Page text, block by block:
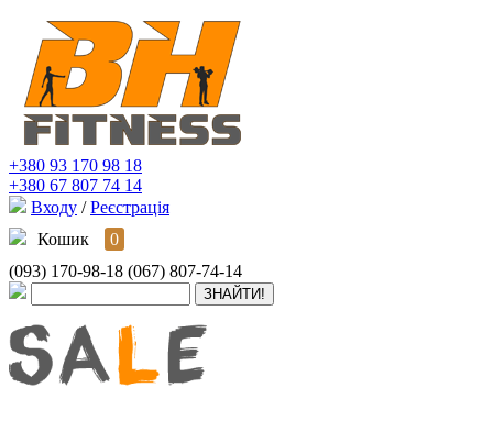
+380 93 170 98 18
+380 67 807 74 14
Входу / Реєстрація
Кошик
0
(093) 170-98-18 (067) 807-74-14